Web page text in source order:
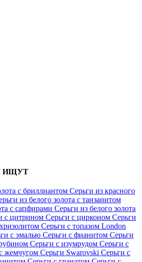
ИЩУТ
с бриллиантом Серьги из красного
из белого золота с танзанитом
с сапфирами Серьги из белого золота
с цитрином Серьги с цирконом Серьги
Серьги с топазом London
с эмалью Серьги с фианитом Серьги
Серьги с изумрудом Серьги с
жемчугом Серьги Swarovski Серьги с